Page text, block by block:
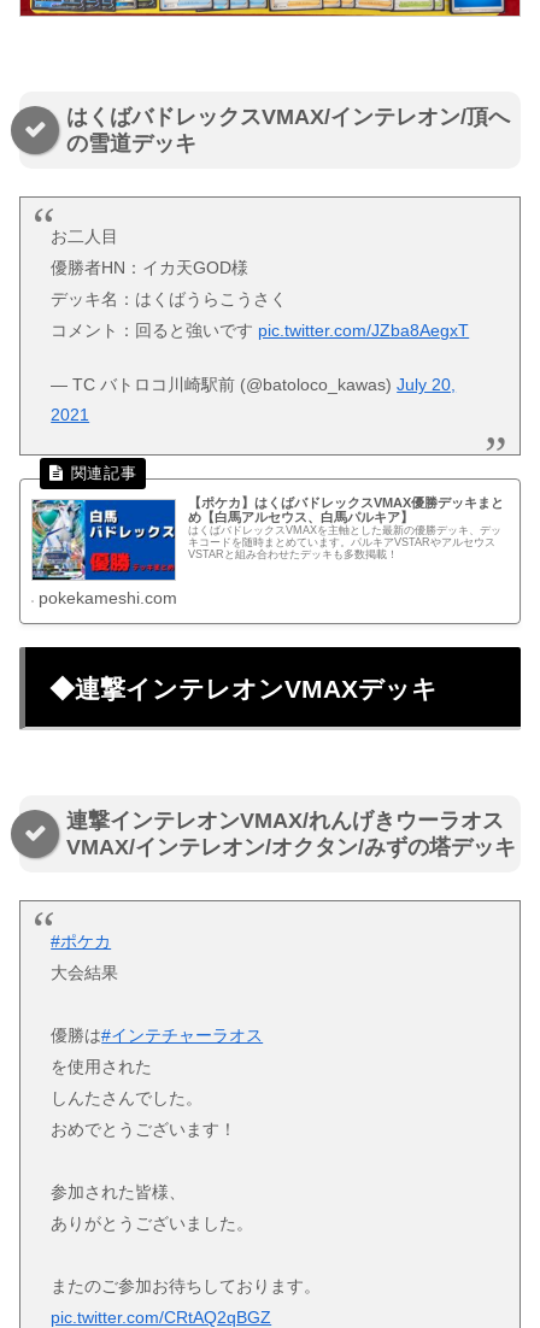
はくばバドレックスVMAX/インテレオン/頂へ
の雪道デッキ
お二人目
優勝者HN：イカ天GOD様
デッキ名：はくばうらこうさく
コメント：回ると強いです pic.twitter.com/JZba8AegxT
— TC バトロコ川崎駅前 (@batoloco_kawas)July 20,
2021
【ポケカ】はくばバドレックスVMAX優勝デッキまと
め【白馬アルセウス、白馬パルキア】
はくばバドレックスVMAXを主軸とした最新の優勝デッキ、デッ
キコードを随時まとめています。パルキアVSTARやアルセウス
VSTARと組み合わせたデッキも多数掲載！
pokekameshi.com
◆連撃インテレオンVMAXデッキ
連撃インテレオンVMAX/れんげきウーラオス
VMAX/インテレオン/オクタン/みずの塔デッキ
#ポケカ
大会結果
優勝は#インテチャーラオス
を使用された
しんたさんでした。
おめでとうございます！
参加された皆様、
ありがとうございました。
またのご参加お待ちしております。
pic.twitter.com/CRtAQ2qBGZ